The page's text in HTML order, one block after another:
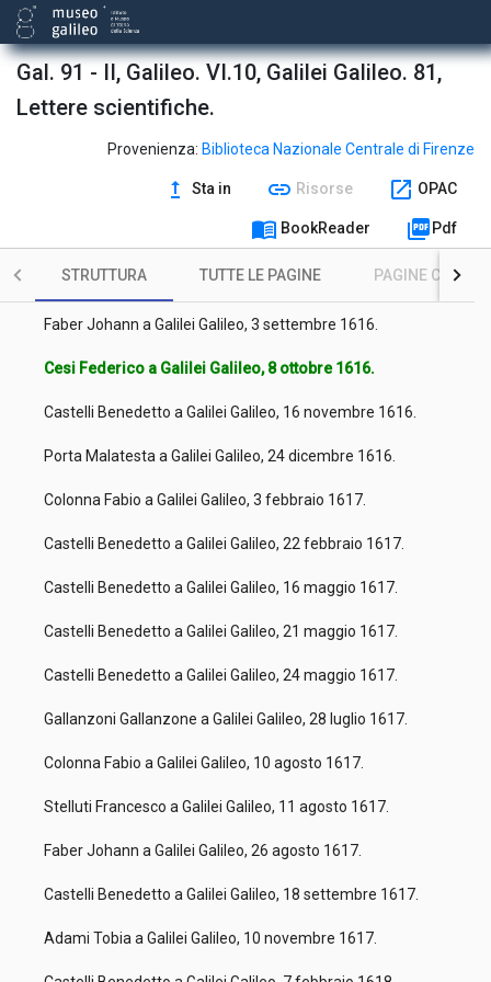
Gal. 91 - II, Galileo. VI.10, Galilei Galileo. 81,
Lettere scientifiche.
Provenienza: Biblioteca Nazionale Centrale di Firenze
upgrade Sta in link Risorse open_in_new OPAC
menu_book BookReader picture_as_pdf Pdf
STRUTTURA TUTTE LE PAGINE PAGINE CON
Cesi Federico a Galilei Galileo, 25 giugno 1616.
Cesi Federico a Galilei Galileo, 23 luglio 1616.
Cesi Federico a Galilei Galileo, 3 settembre 1616.
Faber Johann a Galilei Galileo, 3 settembre 1616.
Cesi Federico a Galilei Galileo, 8 ottobre 1616.
Castelli Benedetto a Galilei Galileo, 16 novembre 1616.
Porta Malatesta a Galilei Galileo, 24 dicembre 1616.
Colonna Fabio a Galilei Galileo, 3 febbraio 1617.
Castelli Benedetto a Galilei Galileo, 22 febbraio 1617.
Castelli Benedetto a Galilei Galileo, 16 maggio 1617.
Castelli Benedetto a Galilei Galileo, 21 maggio 1617.
Castelli Benedetto a Galilei Galileo, 24 maggio 1617.
Gallanzoni Gallanzone a Galilei Galileo, 28 luglio 1617.
Colonna Fabio a Galilei Galileo, 10 agosto 1617.
Stelluti Francesco a Galilei Galileo, 11 agosto 1617.
Faber Johann a Galilei Galileo, 26 agosto 1617.
Castelli Benedetto a Galilei Galileo, 18 settembre 1617.
Adami Tobia a Galilei Galileo, 10 novembre 1617.